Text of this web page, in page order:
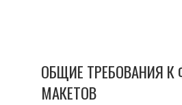
ОБЩИЕ ТРЕБОВАНИЯ
МАКЕТОВ